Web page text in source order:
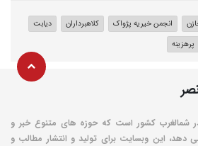
انجمن خیریه پژواک کلاهبرداران
دیابت
پرهزینه
در شمالغرب کشور است که حوزه های متنوع خبر و
این وبسایت برای تولید و انتشار مطالب و